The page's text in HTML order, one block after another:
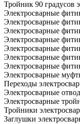
Тройник 90 градусов
Электросварные
Электросварные
Электросварные
Электросварные
Электросварные
Электросварные
Электросварные
Электросварные
Переходы
Электросварные
Электросварные
Тройники
Заглушки